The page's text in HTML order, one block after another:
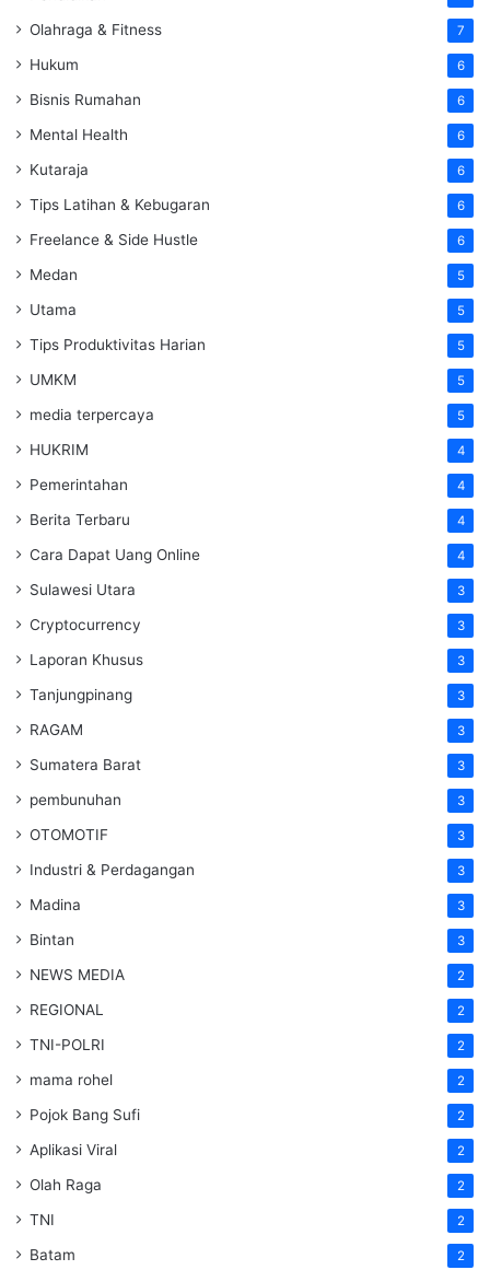
Olahraga & Fitness 7
Hukum 6
Bisnis Rumahan 6
Mental Health 6
Kutaraja 6
Tips Latihan & Kebugaran 6
Freelance & Side Hustle 6
Medan 5
Utama 5
Tips Produktivitas Harian 5
UMKM 5
media terpercaya 5
HUKRIM 4
Pemerintahan 4
Berita Terbaru 4
Cara Dapat Uang Online 4
Sulawesi Utara 3
Cryptocurrency 3
Laporan Khusus 3
Tanjungpinang 3
RAGAM 3
Sumatera Barat 3
pembunuhan 3
OTOMOTIF 3
Industri & Perdagangan 3
Madina 3
Bintan 3
NEWS MEDIA 2
REGIONAL 2
TNI-POLRI 2
mama rohel 2
Pojok Bang Sufi 2
Aplikasi Viral 2
Olah Raga 2
TNI 2
Batam 2